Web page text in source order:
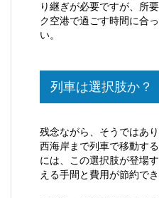
り継ぎが必要ですが、所
ク空港で過ごす時間に合
い。
列車は選択肢か？
残念ながら、そうではあ
西海岸まで列車で移動す
には、この選択肢が登場
える手間と費用が節約で